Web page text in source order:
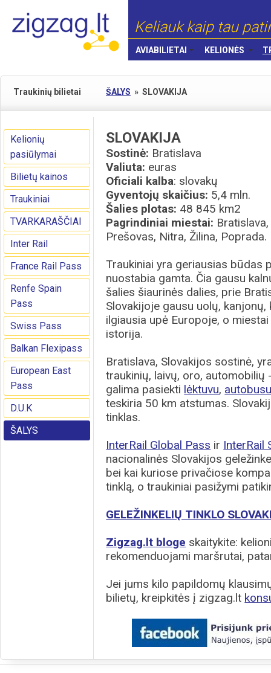
Keliauk kaip tau
AVIABILIETAI KELIONĖS
Traukinių bilietai ŠALYS » SLOVAKIJA
Kelionių
pasiūlymai
Bilietų kainos
Traukiniai
TVARKARAŠČIAI
Inter Rail
France Rail Pass
Renfe Spain
Pass
Swiss Pass
Balkan Flexipass
European East
Pass
D.U.K
ŠALYS
SLOVAKIJA
Sostinė: Bratislava
Valiuta: euras
Oficiali kalba: slovakų
Gyventojų skaičius: 5,4 mln.
Šalies plotas: 48 845 km2
Pagrindiniai miestai:
Prešovas, Nitra, Žilina, Poprada.
Traukiniai yra geriausias būdas
nuostabia gamta. Čia gausu
šalies šiaurinės dalies, prie
Slovakijoje gausu uolų,
ilgiausia upė Europoje, o
istorija.
Bratislava, Slovakijos sostinė,
traukinių, laivų, oro,
galima pasiekti lėktuvu,
teskiria 50 km atstumas.
tinklas.
InterRail Global Pass ir InterRail
nacionalinės Slovakijos
bei kai kuriose privačiose
tinklą, o traukiniai pasižymi
GELEŽINKELIŲ TINKLO
Zigzag.lt bloge skaitykite:
rekomenduojami maršrutai,
Jei jums kilo papildomų
bilietų, kreipkitės į zigzag.lt